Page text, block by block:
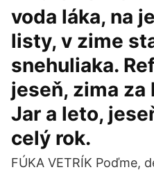
voda láka, na
listy, v zime
snehuliaka.
jeseň, zima za
Jar a leto,
celý rok.
FÚKA VETRÍK Poďme,